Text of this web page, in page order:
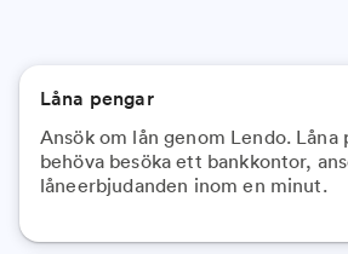
Låna pengar
Ansök om lån genom Lendo. Låna
behöva besöka ett bankkontor,
låneerbjudanden inom en minut.